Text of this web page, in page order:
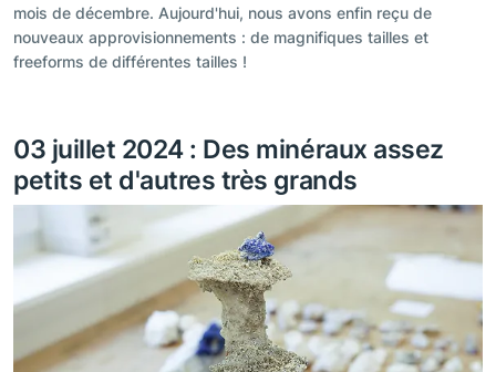
mois de décembre. Aujourd'hui, nous avons enfin reçu de
nouveaux approvisionnements : de magnifiques tailles et
freeforms de différentes tailles !
03 juillet 2024 : Des minéraux assez
petits et d'autres très grands